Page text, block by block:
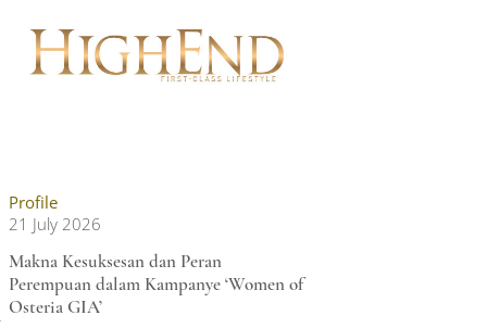
Profile
21 July 2026
Makna Kesuksesan dan Peran
Perempuan dalam Kampanye ‘Women of
Osteria GIA’